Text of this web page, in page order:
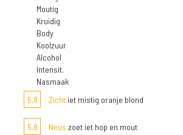
Moutig
Kruidig
Body
Koolzuur
Alcohol
Intensit.
Nasmaak
5,8
Zicht iet mistig oranje blond
5,8 Neus zoet iet hop en mout